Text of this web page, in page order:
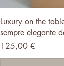
Luxury on the
sempre elegante
Prezzo
125,00 €